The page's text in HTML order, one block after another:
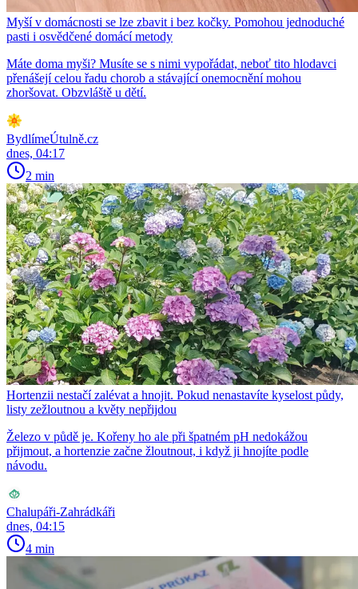
Myší v domácnosti se lze zbavit i bez kočky. Pomohou jednoduché
pasti i osvědčené domácí metody
Máte doma myši? Musíte se s nimi vypořádat, neboť tito hlodavci
přenášejí celou řadu chorob a stávající onemocnění mohou
zhoršovat. Obzvláště u dětí.
BydlímeÚtulně.cz
dnes, 04:17
2 min
Hortenzii nestačí zalévat a hnojit. Pokud nenastavíte kyselost půdy,
listy zežloutnou a květy nepřijdou
Železo v půdě je. Kořeny ho ale při špatném pH nedokážou
přijmout, a hortenzie začne žloutnout, i když ji hnojíte podle
návodu.
Chalupáři-Zahrádkáři
dnes, 04:15
4 min